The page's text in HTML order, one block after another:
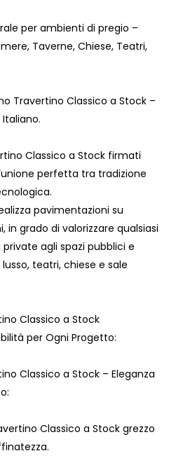
per ambienti di pregio –
Taverne, Chiese, Teatri,
Travertino Classico a Stock –
Italiano.
Classico a Stock firmati
perfetta tra tradizione
pavimentazioni su
in grado di valorizzare qualsiasi
agli spazi pubblici e
teatri, chiese e sale
Classico a Stock
per Ogni Progetto:
Classico a Stock – Eleganza
Classico a Stock grezzo